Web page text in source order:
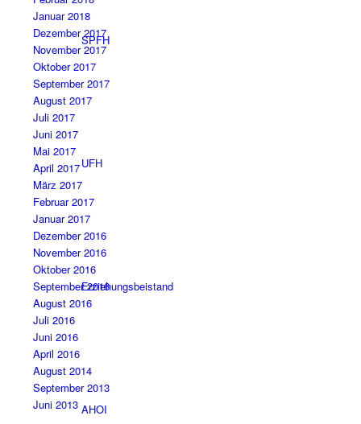
SPFH
UFH
Erziehungsbeistand
AHOI
Januar 2018
Dezember 2017
November 2017
Oktober 2017
September 2017
August 2017
Juli 2017
Juni 2017
Mai 2017
April 2017
März 2017
Februar 2017
Januar 2017
Dezember 2016
November 2016
Oktober 2016
September 2016
August 2016
Juli 2016
Juni 2016
April 2016
August 2014
September 2013
Juni 2013